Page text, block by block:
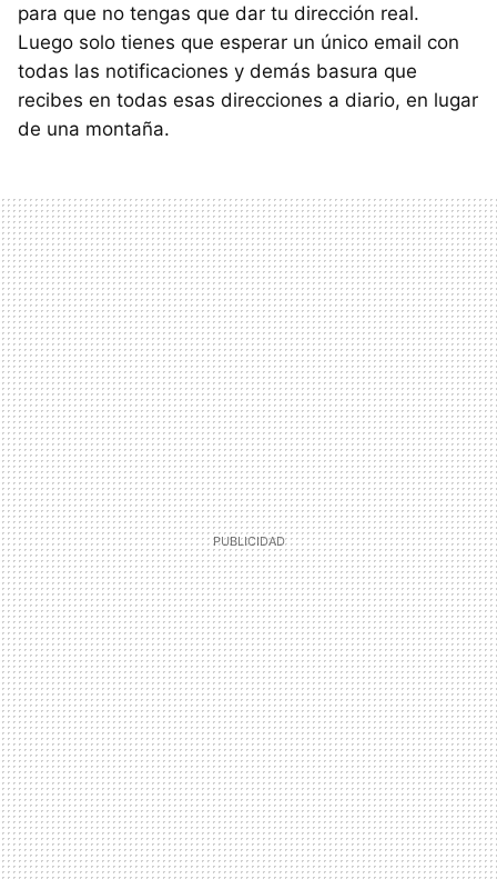
para que no tengas que dar tu dirección real.
Luego solo tienes que esperar un único email con
todas las notificaciones y demás basura que
recibes en todas esas direcciones a diario, en lugar
de una montaña.